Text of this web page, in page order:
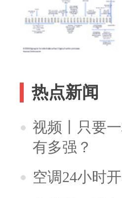
热点新闻
视频丨只要
有多强？
空调24小时